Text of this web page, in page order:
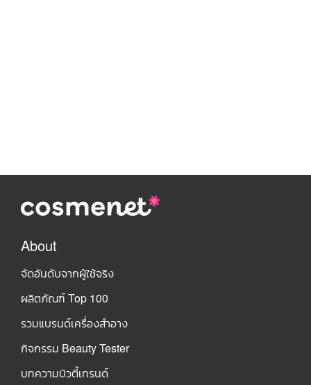
About
จัดอันดับจากผู้ใช้จริง
ผลิตภัณฑ์ Top 100
รวมแบรนด์เครื่องสำอาง
กิจกรรม Beauty Tester
บทความบิวตี้เทรนด์